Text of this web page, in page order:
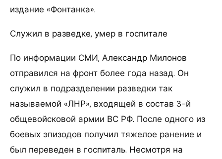
издание «Фонтанка».
Служил в разведке, умер в госпитале
По информации СМИ, Александр Милонов
отправился на фронт более года назад. Он
служил в подразделении разведки так
называемой «ЛНР», входящей в состав 3-й
общевойсковой армии ВС РФ. После одного из
боевых эпизодов получил тяжелое ранение и
был переведен в госпиталь. Несмотря на